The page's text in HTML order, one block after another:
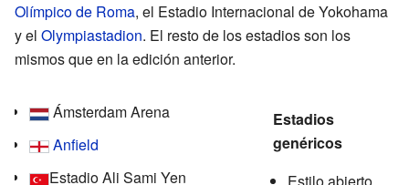
Olímpico de Roma, el Estadio Internacional de Yokohama
y el Olympiastadion. El resto de los estadios son los
mismos que en la edición anterior.
Ámsterdam Arena
Anfield
Estadio Ali Sami Yen
Estadios
genéricos